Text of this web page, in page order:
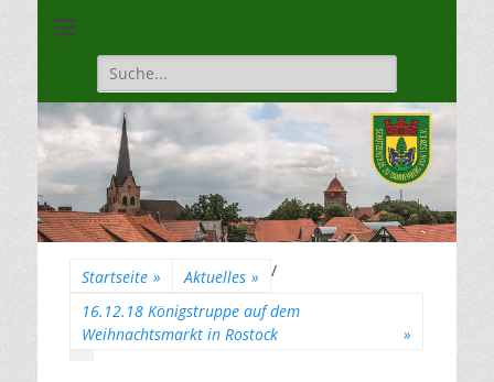
1528
Suche
für:
Startseite » Aktuelles »
/
16.12.18 Königstruppe auf dem
Weihnachtsmarkt in Rostock
»